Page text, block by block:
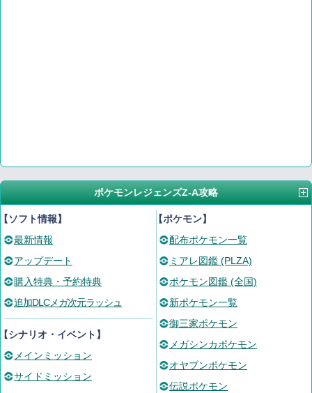
ポケモンレジェンズZ-A攻略
ソフト情報】
最新情報
アップデート
購入特典・予約特典
追加DLCメガ次元ラッシュ
シナリオ・イベント】
メインミッション
サイドミッション
【ポケモン】
配布ポケモン一覧
ミアレ図鑑 (PLZA)
ポケモン図鑑 (全国)
新ポケモン一覧
御三家ポケモン
メガシンカポケモン
オヤブンポケモン
伝説ポケモン